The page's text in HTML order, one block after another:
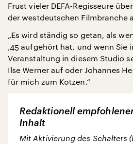
Frust vieler DEFA-Regisseure
der westdeutschen Filmbranche
„Es wird ständig so getan, als
‚45 aufgehört hat, und wenn Sie
Veranstaltung in diesem Studio
Ilse Werner auf oder Johannes
für mich zum Kotzen.“
Redaktionell
Inhalt
Mit Aktivierung des Schalters